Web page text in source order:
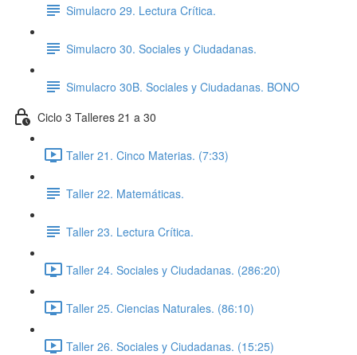
Simulacro 29. Lectura Crítica.
Simulacro 30. Sociales y Ciudadanas.
Simulacro 30B. Sociales y Ciudadanas. BONO
Ciclo 3 Talleres 21 a 30
Taller 21. Cinco Materias. (7:33)
Taller 22. Matemáticas.
Taller 23. Lectura Crítica.
Taller 24. Sociales y Ciudadanas. (286:20)
Taller 25. Ciencias Naturales. (86:10)
Taller 26. Sociales y Ciudadanas. (15:25)